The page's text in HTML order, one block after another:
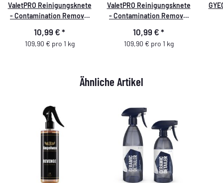
ValetPRO Reinigungsknete
- Contamination Removal
10,99 € *
109,90 € pro 1 kg
ValetPRO Reinigungsknete
- Contamination Removal
10,99 € *
109,90 € pro 1 kg
Ähnliche Artikel